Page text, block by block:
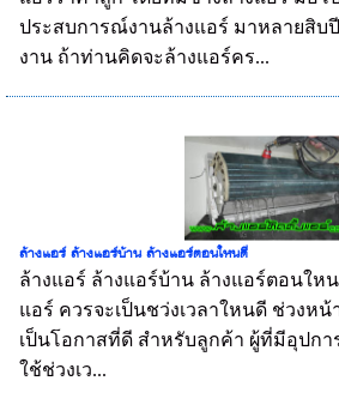
ประสบการณ์งานล้างแอร์ มาหลายสิบ
งาน ถ้าท่านคิดจะล้างแอร์คร...
ล้างแอร์ ล้างแอร์บ้าน ล้างแอร์ตอนใหนดี
ล้างแอร์ ล้างแอร์บ้าน ล้างแอร์ตอนให
แอร์ ควรจะเป็นชว่งเวลาใหนดี ช่วงห
เป็นโอกาสที่ดี สำหรับลูกค้า ผู้ที่มีอุปก
ใช้ช่วงเว...